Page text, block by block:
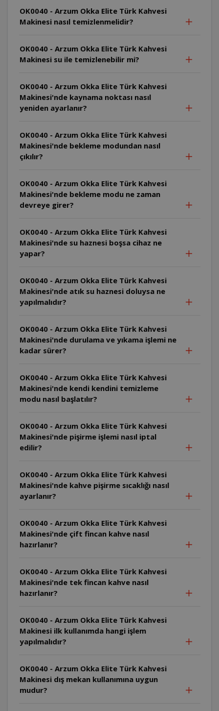
OK0040 - Arzum Okka Elite Türk Kahvesi
Makinesi nasıl temizlenmelidir?
OK0040 - Arzum Okka Elite Türk Kahvesi
Makinesi su ile temizlenebilir mi?
OK0040 - Arzum Okka Elite Türk Kahvesi
Makinesi'nde kaynama noktası nasıl
yeniden ayarlanır?
OK0040 - Arzum Okka Elite Türk Kahvesi
Makinesi'nde bekleme modundan nasıl
çıkılır?
OK0040 - Arzum Okka Elite Türk Kahvesi
Makinesi'nde bekleme modu ne zaman
devreye girer?
OK0040 - Arzum Okka Elite Türk Kahvesi
Makinesi'nde su haznesi boşsa cihaz ne
yapar?
OK0040 - Arzum Okka Elite Türk Kahvesi
Makinesi'nde atık su haznesi doluysa ne
yapılmalıdır?
OK0040 - Arzum Okka Elite Türk Kahvesi
Makinesi'nde durulama ve yıkama işlemi ne
kadar sürer?
OK0040 - Arzum Okka Elite Türk Kahvesi
Makinesi'nde kendi kendini temizleme
modu nasıl başlatılır?
OK0040 - Arzum Okka Elite Türk Kahvesi
Makinesi'nde pişirme işlemi nasıl iptal
edilir?
OK0040 - Arzum Okka Elite Türk Kahvesi
Makinesi'nde kahve pişirme sıcaklığı nasıl
ayarlanır?
OK0040 - Arzum Okka Elite Türk Kahvesi
Makinesi'nde çift fincan kahve nasıl
hazırlanır?
OK0040 - Arzum Okka Elite Türk Kahvesi
Makinesi'nde tek fincan kahve nasıl
hazırlanır?
OK0040 - Arzum Okka Elite Türk Kahvesi
Makinesi ilk kullanımda hangi işlem
yapılmalıdır?
OK0040 - Arzum Okka Elite Türk Kahvesi
Makinesi dış mekan kullanımına uygun
mudur?